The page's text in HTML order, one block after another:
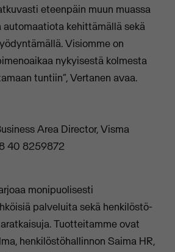
eteenpäin muun muassa
kehittämällä sekä
Visiomme on
nykyisestä kolmesta
tuntiin”, Vertanen avaa.
Area Director, Visma
40 8259872
monipuolisesti
palveluita sekä henkilöstö-
Tuotteitamme ovat
henkilöstöhallinnon Saima HR,